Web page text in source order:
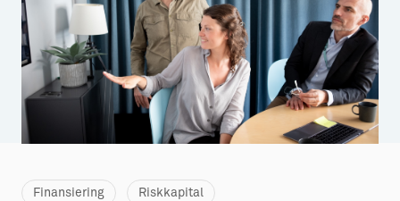
Aktiviteter
Sustainable Plejs
Möten & kongresser
Hansestaden världsarv
→ Gutamål och gotländska
Allt om bostad
→ Hyra bostad
→ Köpa bostad
Finansiering Riskkapital